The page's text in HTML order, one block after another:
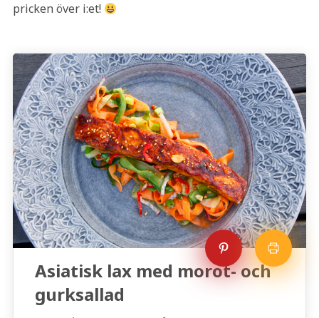
pricken över i:et!
Asiatisk lax med morot- och
gurksallad